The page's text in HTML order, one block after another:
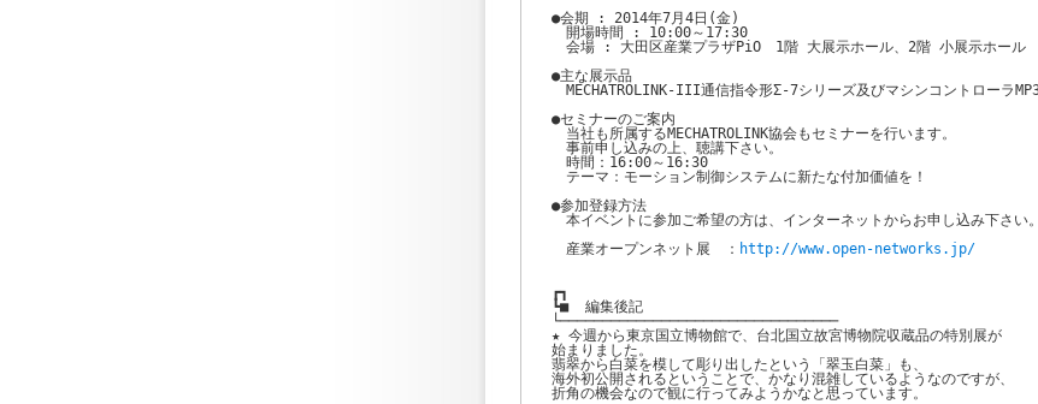
●会期 : 2014年7月4日(金)
開場時間 : 10:00～17:30
会場 : 大田区産業プラザPiO　1階 大展示ホール、2階 小展示ホール
●主な展示品
MECHATROLINK-III通信指令形Σ-7シリーズ及びマシンコントローラ
●セミナーのご案内
当社も所属するMECHATROLINK協会もセミナーを行います。
事前申し込みの上、聴講下さい。
時間：16:00～16:30
テーマ：モーション制御システムに新たな付加価値を！
●参加登録方法
本イベントに参加ご希望の方は、インターネットからお申し込み下さい。
産業オープンネット展　： http://www.open-networks.jp/
┏┓
┗■  編集後記
└─────────────────────────────────
★ 今週から東京国立博物館で、台北国立故宮博物院収蔵品の特別展が
始まりました。
翡翠から白菜を模して彫り出したという「翠玉白菜」も、
海外初公開されるということで、かなり混雑しているようなのですが、
折角の機会なので観に行ってみようかなと思っています。